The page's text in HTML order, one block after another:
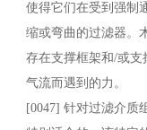
使得它们在受到强制
缩或弯曲的过滤器。
存在支撑框架和/或支
气流而遇到的力。
[0047] 针对过滤介质